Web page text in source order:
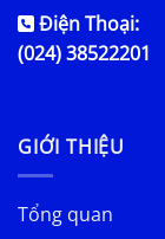
Điện Thoại:
(024) 38522201
GIỚI THIỆU
Tổng quan